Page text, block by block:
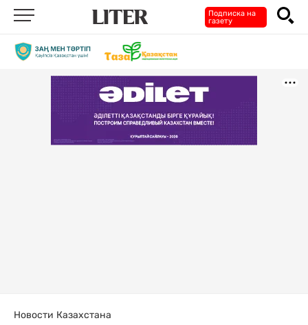
Подписка на
газету
Новости Казахстана